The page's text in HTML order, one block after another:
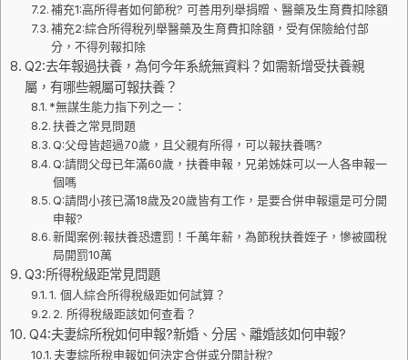
補充1:高所得者如何節稅? 可善用列舉捐贈、醫藥及生育費扣除額
補充2:綜合所得稅列舉醫藥及生育費扣除額，受有保險給付部
分，不得列報扣除
Q2:去年報過扶養，為何今年系統無資料？如需新增受扶養親
屬，有哪些親屬可報扶養？
*無謀生能力指下列之一：
扶養之常見問題
Q:父母皆超過70歲，且父親有所得，可以報扶養嗎?
Q:請問父母已年滿60歲，扶養申報，兄弟姊妹可以一人各申報一
個嗎
Q:請問小孩已滿18歲及20歲皆有工作，是要合併申報還是可分開
申報?
新聞案例:報扶養恐遭罰！千萬年薪，為節稅扶養姪子，慘被國稅
局開罰10萬
Q3:所得稅級距常見問題
1. 個人綜合所得稅級距如何試算？
2. 所得稅級距該如何查看？
Q4:夫妻綜所稅如何申報?新婚、分居、離婚該如何申報?
夫妻綜所稅申報如何決定合併或分開計稅?